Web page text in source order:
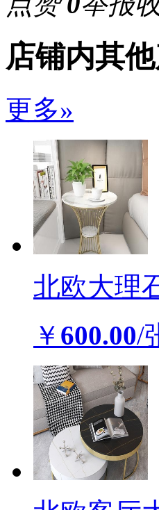
店铺内其
更多»
北欧大理
￥ 600.00/